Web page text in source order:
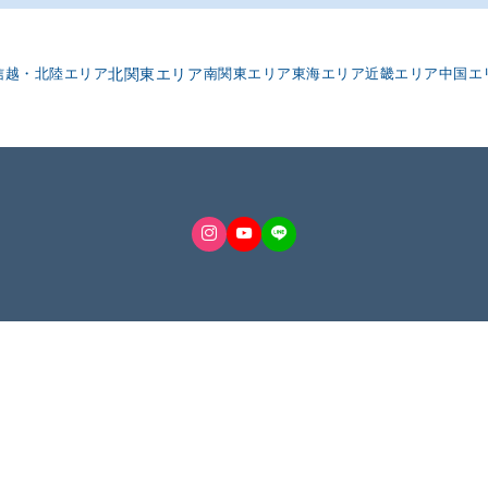
越・北陸エリア北関東エリア南関東エリア東海エリア近畿エリア中国エ